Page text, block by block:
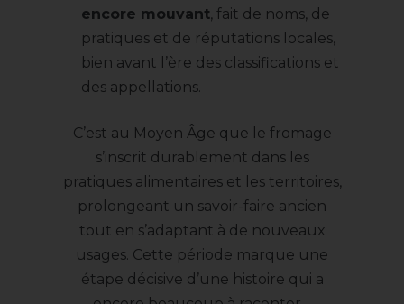
encore mouvant, fait de noms, de
pratiques et de réputations locales,
bien avant l’ère des classifications et
des appellations.
C’est au Moyen Âge que le fromage
s’inscrit durablement dans les
pratiques alimentaires et les territoires,
prolongeant un savoir-faire ancien
tout en s’adaptant à de nouveaux
usages. Cette période marque une
étape décisive d’une histoire qui a